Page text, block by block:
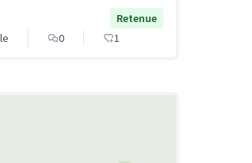
Retenue
0 1